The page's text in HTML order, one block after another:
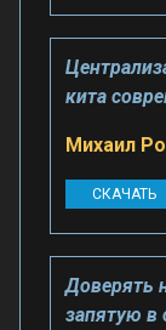
кита
Михаил
СКАЧАТЬ
Доверять
запятую в